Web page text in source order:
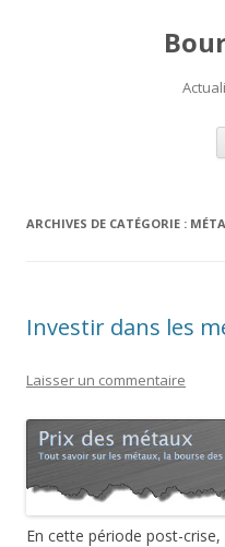
ARCHIVES DE CATÉGORIE :
Investir dans les
Laisser un commentaire
En cette période post-